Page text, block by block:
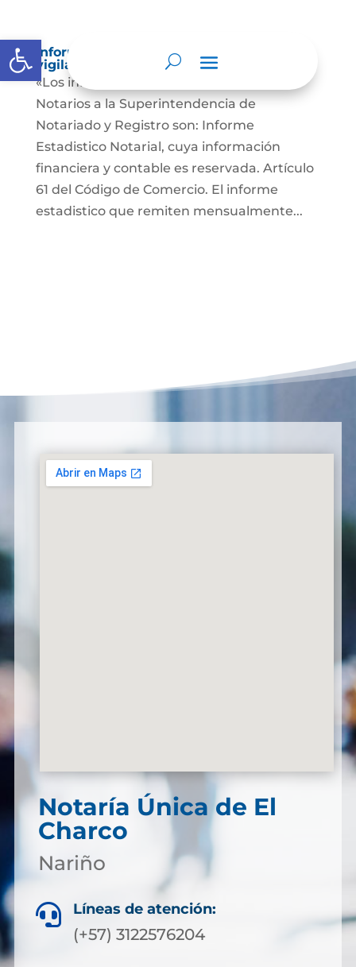
Abrir barra de herramientas
Informes a organismos de inspección,
vigilancia y control
«Los informes que presentan los Señores
Notarios a la Superintendencia de
Notariado y Registro son: Informe
Estadistico Notarial, cuya información
financiera y contable es reservada. Artículo
61 del Código de Comercio. El informe
estadistico que remiten mensualmente...
Notaría Única de El
Charco
Nariño
 Líneas de atención:
(+57) 3122576204